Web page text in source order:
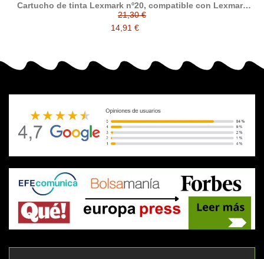
Cartucho de tinta Lexmark nº20, compatible con Lexmark
21,30 €
14,91 €